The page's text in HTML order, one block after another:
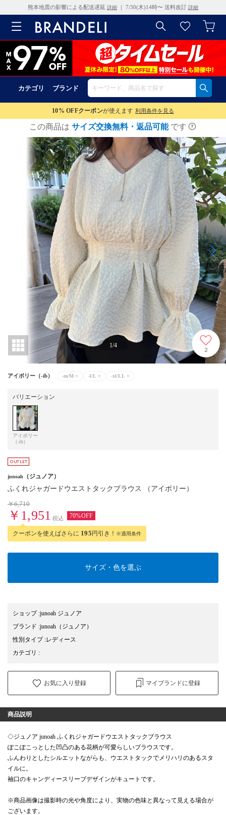
熊本地震の影響による配送遅延 詳細 ｜ 7/30(木)14時〜 送料改訂 詳細
カテゴリ ブランド
10% OFFクーポンが使えます 利用条件を見る
この商品は サイズ交換無料・返品可能 です
1/4
2
アイボリー（-ib） -m/M × -l/L × -xl/LL ×
バリエーション
アイボリー
（-ib）
junoah （ジュノア）
ふくれジャガードウエストタックブラウス （アイボリー）
￥6,710
￥1,951 税込 70%OFF
クーポンを使えばさらに 195円引き！ ※適用条件
サイズ・色を選ぶ
ショップ:junoah ジュノア
ブランド :junoah （ジュノア）
性別タイプ:レディース
カテゴリ :
お気に入り登録 マイブランドに登録
商品説明
◇ジュノア junoah ふくれジャガードウエストタックブラウス
ぽこぽこっとした凹凸のある花柄が可愛らしいブラウスです。
ふんわりとしたシルエットながらも、ウエストタックでメリハリのあるスタ
イルに。
袖口のキャンディースリーブデザインがキュートです。
※商品画像は撮影時の光や角度により、実物の色味と異なって見える場合が
ございます。